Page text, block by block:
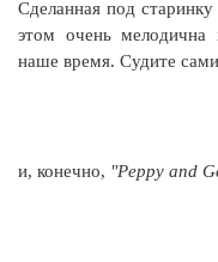
Сделанная под
этом очень мелодична
наше время. Судите
и, конечно, "Peppy and